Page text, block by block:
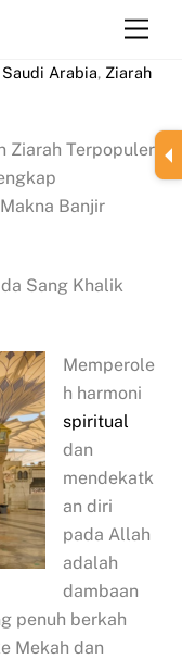
Saudi Arabia, Ziarah
Ziarah Terpopuler
Banjir
Sang Khalik
Memperole
h harmoni
spiritual
dan
mendekatk
an diri
pada Allah
adalah
dambaan
penuh berkah
Mekah dan